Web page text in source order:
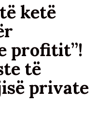
ketë
profitit”!
të
private